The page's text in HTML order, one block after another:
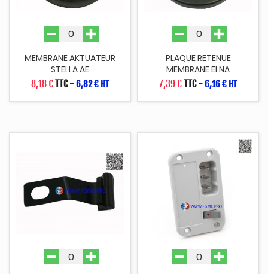
MEMBRANE AKTUATEUR
STELLA AE
8,18 €TTC-6,82 € HT
PLAQUE RETENUE
MEMBRANE ELNA
7,39 €TTC-6,16 € HT